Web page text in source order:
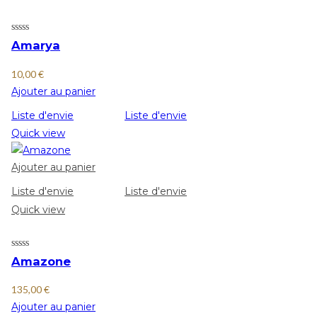
Amarya
10,00€
Ajouter au panier
Liste d'envie
Liste d'envie
Quick view
Ajouter au panier
Liste d'envie
Liste d'envie
Quick view
Amazone
135,00€
Ajouter au panier